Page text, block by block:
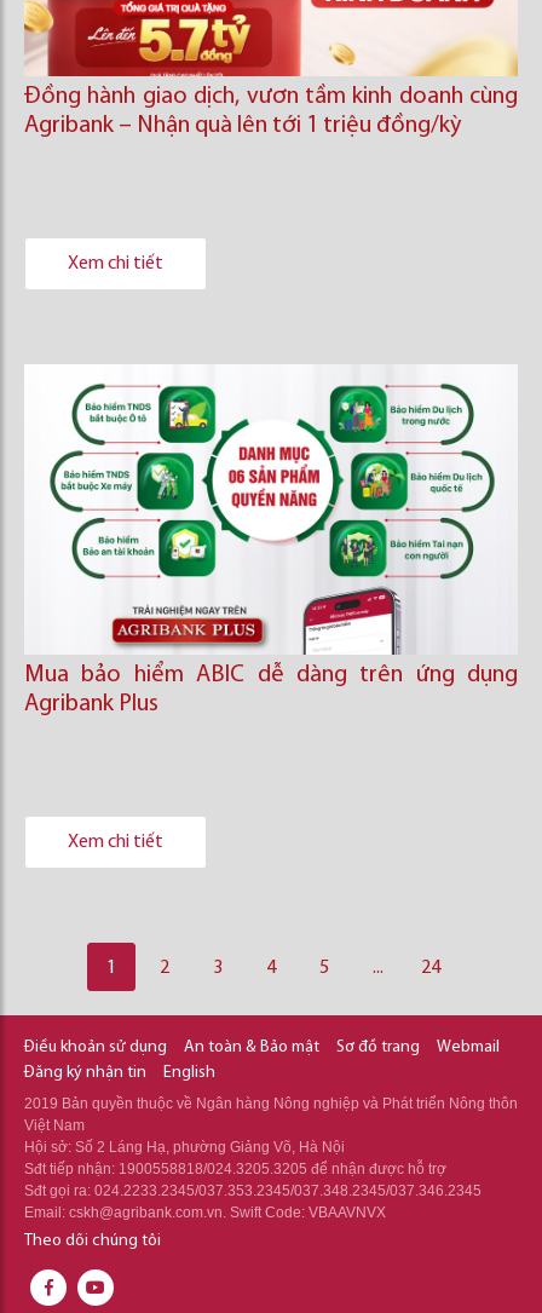
Đồng hành giao dịch, vươn tầm kinh doanh cùng
Agribank – Nhận quà lên tới 1 triệu đồng/kỳ
Xem chi tiết
Mua bảo hiểm ABIC dễ dàng trên ứng dụng
Agribank Plus
Xem chi tiết
1 2 3 4 5 ... 24
Điều khoản sử dụng An toàn & Bảo mật Sơ đồ trang
Webmail
Đăng ký nhận tin
English
2019 Bản quyền thuộc về Ngân hàng Nông nghiệp và Phát triển Nông thôn
Việt Nam
Hội sở: Số 2 Láng Hạ, phường Giảng Võ, Hà Nội
Sđt tiếp nhận: 1900558818/024.3205.3205 để nhận được hỗ trợ
Sđt gọi ra: 024.2233.2345/037.353.2345/037.348.2345/037.346.2345
Email: cskh@agribank.com.vn. Swift Code: VBAAVNVX
Theo dõi chúng tôi